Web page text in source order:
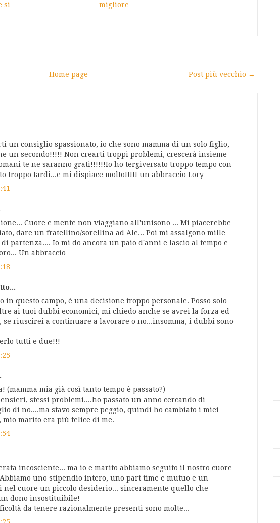
si
migliore
Post più vecchio →
Home page
un consiglio spassionato, io che sono mamma di un solo figlio,
un secondo!!!!! Non crearti troppi problemi, crescerà insieme
te ne saranno grati!!!!!!Io ho tergiversato troppo tempo con
troppo tardi...e mi dispiace molto!!!!! un abbraccio Lory
Cuore e mente non viaggiano all'unisono ... Mi piacerebbe
dare un fratellino/sorellina ad Ale... Poi mi assalgono mille
partenza.... Io mi do ancora un paio d'anni e lascio al tempo e
Un abbraccio
questo campo, è una decisione troppo personale. Posso solo
ai tuoi dubbi economici, mi chiedo anche se avrei la forza ed
riuscirei a continuare a lavorare o no...insomma, i dubbi sono
tutti e due!!!
(mamma mia già così tanto tempo è passato?)
stessi problemi....ho passato un anno cercando di
di no....ma stavo sempre peggio, quindi ho cambiato i miei
mio marito era più felice di me.
incosciente... ma io e marito abbiamo seguito il nostro cuore
uno stipendio intero, uno part time e mutuo e un
nel cuore un piccolo desiderio... sinceramente quello che
dono insostituibile!
da tenere razionalmente presenti sono molte...